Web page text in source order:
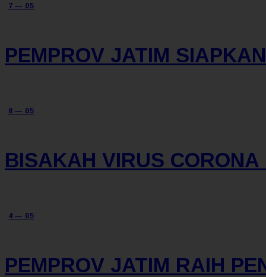
7 — 05
PEMPROV JATIM
8 — 05
BISAKAH VIRUS
4 — 05
PEMPROV JATIM RAIH